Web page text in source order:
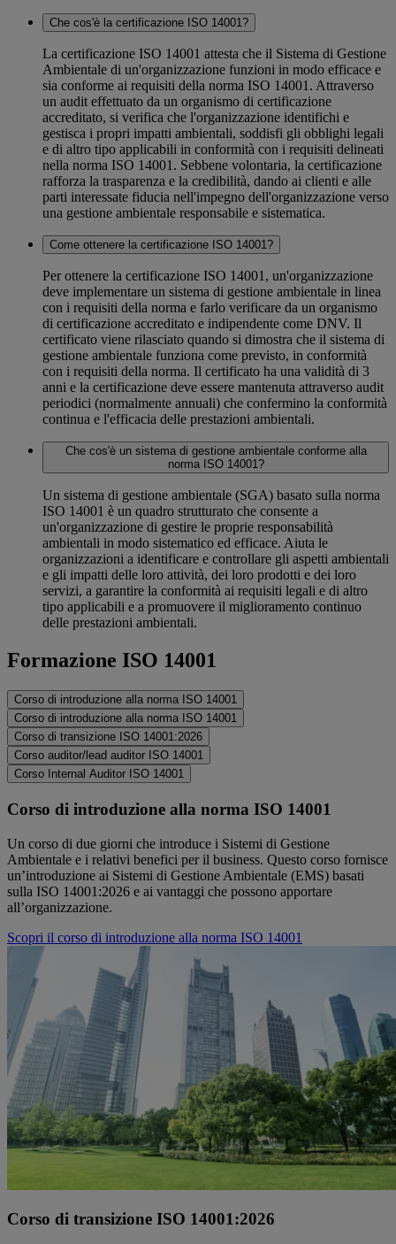
Che cos'è la certificazione ISO 14001?
La certificazione ISO 14001 attesta che il Sistema di Gestione
Ambientale di un'organizzazione funzioni in modo efficace e
sia conforme ai requisiti della norma ISO 14001. Attraverso
un audit effettuato da un organismo di certificazione
accreditato, si verifica che l'organizzazione identifichi e
gestisca i propri impatti ambientali, soddisfi gli obblighi legali
e di altro tipo applicabili in conformità con i requisiti delineati
nella norma ISO 14001. Sebbene volontaria, la certificazione
rafforza la trasparenza e la credibilità, dando ai clienti e alle
parti interessate fiducia nell'impegno dell'organizzazione verso
una gestione ambientale responsabile e sistematica.
Come ottenere la certificazione ISO 14001?
Per ottenere la certificazione ISO 14001, un'organizzazione
deve implementare un sistema di gestione ambientale in linea
con i requisiti della norma e farlo verificare da un organismo
di certificazione accreditato e indipendente come DNV. Il
certificato viene rilasciato quando si dimostra che il sistema di
gestione ambientale funziona come previsto, in conformità
con i requisiti della norma. Il certificato ha una validità di 3
anni e la certificazione deve essere mantenuta attraverso audit
periodici (normalmente annuali) che confermino la conformità
continua e l'efficacia delle prestazioni ambientali.
Che cos'è un sistema di gestione ambientale conforme alla
norma ISO 14001?
Un sistema di gestione ambientale (SGA) basato sulla norma
ISO 14001 è un quadro strutturato che consente a
un'organizzazione di gestire le proprie responsabilità
ambientali in modo sistematico ed efficace. Aiuta le
organizzazioni a identificare e controllare gli aspetti ambientali
e gli impatti delle loro attività, dei loro prodotti e dei loro
servizi, a garantire la conformità ai requisiti legali e di altro
tipo applicabili e a promuovere il miglioramento continuo
delle prestazioni ambientali.
Formazione ISO 14001
Corso di introduzione alla norma ISO 14001
Corso di introduzione alla norma ISO 14001
Corso di transizione ISO 14001:2026
Corso auditor/lead auditor ISO 14001
Corso Internal Auditor ISO 14001
Corso di introduzione alla norma ISO 14001
Un corso di due giorni che introduce i Sistemi di Gestione
Ambientale e i relativi benefici per il business. Questo corso fornisce
un’introduzione ai Sistemi di Gestione Ambientale (EMS) basati
sulla ISO 14001:2026 e ai vantaggi che possono apportare
all’organizzazione.
Scopri il corso di introduzione alla norma ISO 14001
Corso di transizione ISO 14001:2026